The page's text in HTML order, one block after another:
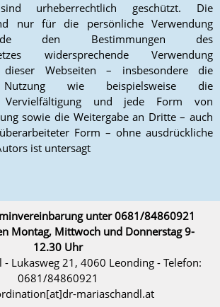
urheberrechtlich geschützt. Die
nur für die persönliche Verwendung
den Bestimmungen des
widersprechende Verwendung
Webseiten – insbesondere die
Nutzung wie beispielsweise die
Vervielfältigung und jede Form von
sowie die Weitergabe an Dritte – auch
Form – ohne ausdrückliche
ist untersagt
unter 0681/84860921
Montag, Mittwoch und Donnerstag 9-
12.30 Uhr
- Lukasweg 21, 4060 Leonding - Telefon:
0681/84860921
rd[ta]noitanidro